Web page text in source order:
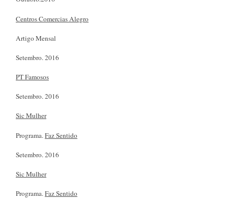
Centros Comercias Alegro
Artigo Mensal
Setembro. 2016
PT Famosos
Setembro. 2016
Sic Mulher
Programa.Faz Sentido
Setembro. 2016
Sic Mulher
Programa.Faz Sentido